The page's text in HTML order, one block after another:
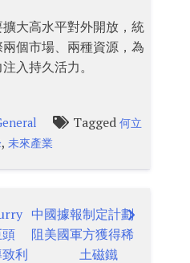
大高水平對外開放，統
個市場、兩種資源，為
入持久活力。
Tagged 何立
,未來產業
頭
利
中國據報制定計劃
阻美國軍方獲得稀
土磁鐵